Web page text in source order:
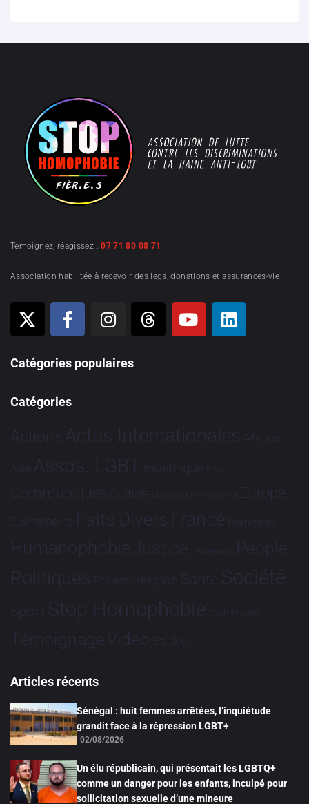
Témoignez, réagissez :07 71 80 08 71
Association habilitée à recevoir des legs, donations et assurances-vie
Catégories populaires
Catégories
Actions Actus Internationales Afrique
Asie Assos. LGBT Bioéthique Brève
Communiqués Culture Dialogues France-Brésil Europe
Evénements Faits Divers France Hommage
HumanophobieJustice Partenariat People
Politiques Projets Religion Santé Société
Sport Stop Homophobie Tech Tribune
TémoignageVidéo Études
Articles récents
Sénégal : huit femmes arrêtées, l’inquiétude
grandit face à la répression LGBT+
02/08/2026
Un élu républicain, qui présentait les LGBTQ+
comme un danger pour les enfants, inculpé pour
sollicitation sexuelle d’une mineure